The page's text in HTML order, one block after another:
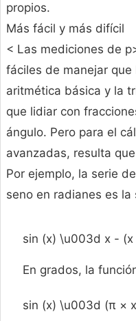
propios.
Más fácil y más difícil
< Las mediciones de
fáciles de manejar
aritmética básica y la
que lidiar con
ángulo. Pero para el
avanzadas, resulta
Por ejemplo, la serie
seno en radianes es la
sin (x) \u003d x - (x
En grados, la
sin (x) \u003d (π ×